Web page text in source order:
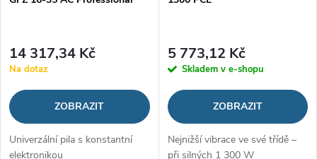
d
u
k
r
o
d
u
14 317,34 Kč
Na dotaz
ZOBRAZIT
Univerzální pila s konstantní
elektronikou
5 773,12 Kč
Skladem v e-shopu
ZOBRAZIT
Nejnižší vibrace ve své třídě –
při silných 1 300 W